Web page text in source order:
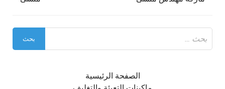
عن:
الصفحة الرئيسية